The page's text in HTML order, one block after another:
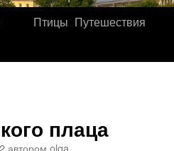
Птицы Путешествия
плаца
автором olga